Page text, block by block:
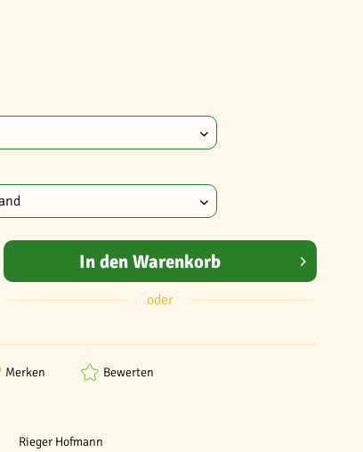
Rieger Hofmann
In den Warenkorb
oder
Merken Bewerten